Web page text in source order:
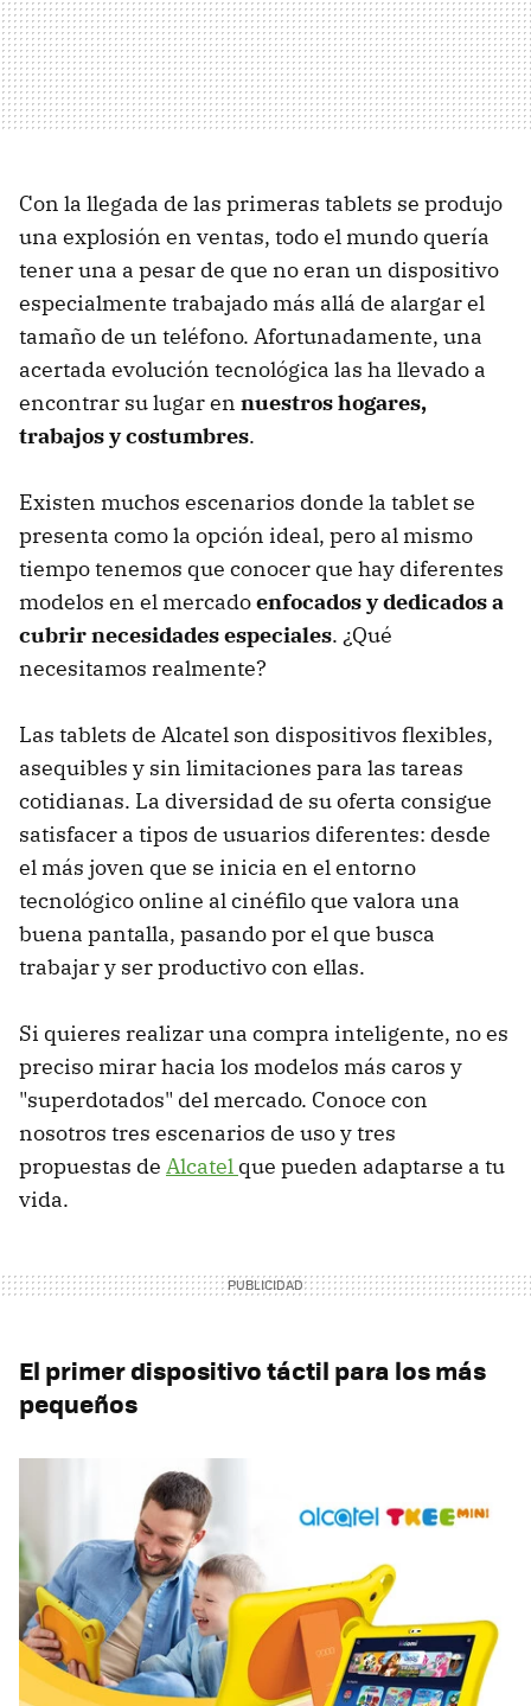
Con la llegada de las primeras tablets se produjo
una explosión en ventas, todo el mundo quería
tener una a pesar de que no eran un dispositivo
especialmente trabajado más allá de alargar el
tamaño de un teléfono. Afortunadamente, una
acertada evolución tecnológica las ha llevado a
encontrar su lugar en nuestros hogares,
trabajos y costumbres.
Existen muchos escenarios donde la tablet se
presenta como la opción ideal, pero al mismo
tiempo tenemos que conocer que hay diferentes
modelos en el mercadoenfocados y dedicados a
cubrir necesidades especiales. ¿Qué
necesitamos realmente?
Las tablets de Alcatel son dispositivos flexibles,
asequibles y sin limitaciones para las tareas
cotidianas. La diversidad de su oferta consigue
satisfacer a tipos de usuarios diferentes: desde
el más joven que se inicia en el entorno
tecnológico online al cinéfilo que valora una
buena pantalla, pasando por el que busca
trabajar y ser productivo con ellas.
Si quieres realizar una compra inteligente, no es
preciso mirar hacia los modelos más caros y
"superdotados" del mercado. Conoce con
nosotros tres escenarios de uso y tres
propuestas de Alcatel que pueden adaptarse a tu
vida.
El primer dispositivo táctil para los más
pequeños